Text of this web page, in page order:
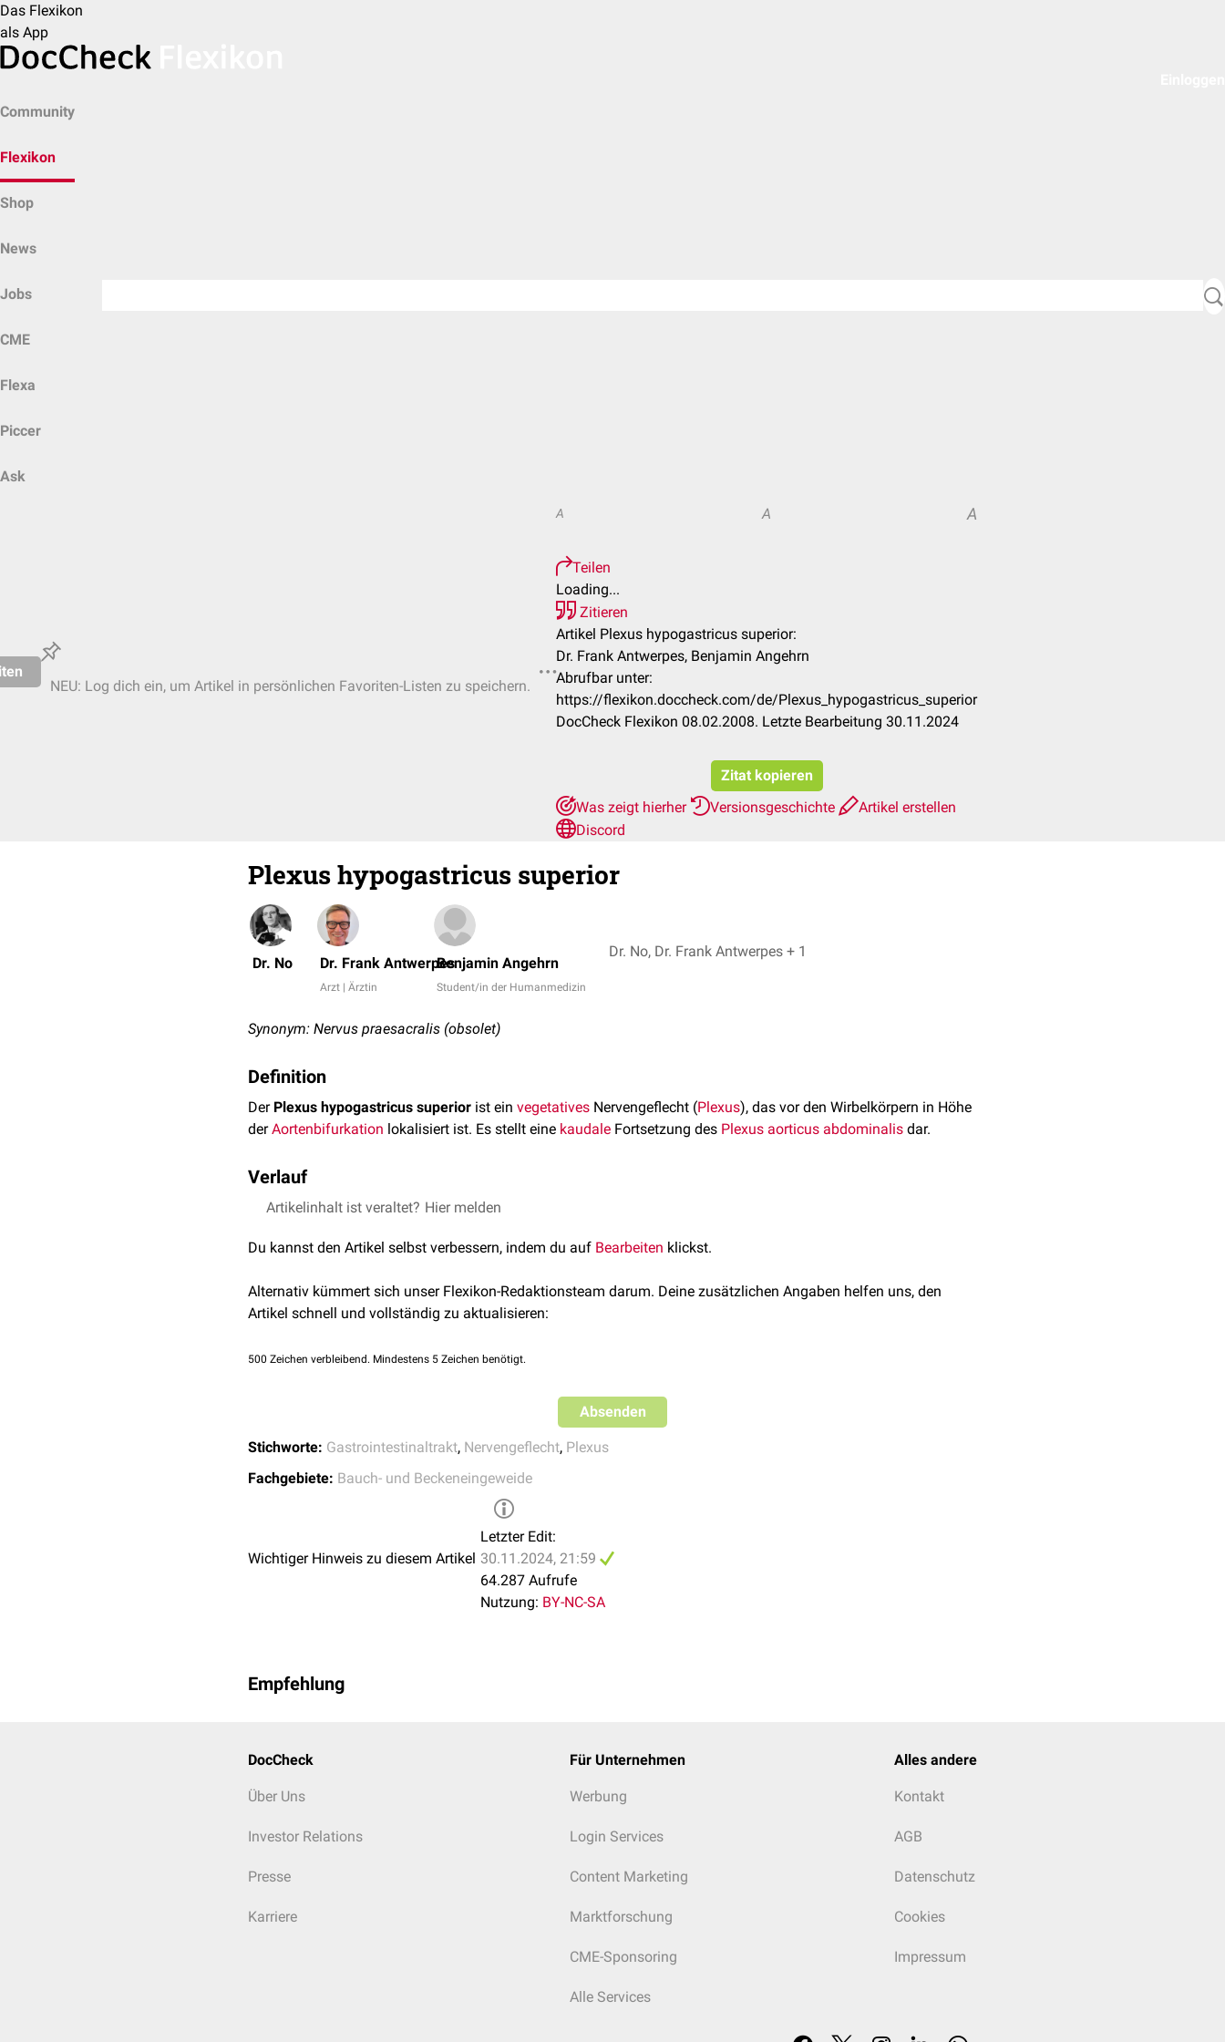
Das Flexikon
als App
Community
Flexikon
Shop
News
Jobs
CME
Flexa
Piccer
Ask
NEU: Log dich ein, um Artikel in persönlichen Favoriten-Listen zu speichern.
A A A
Teilen
Loading...
Zitieren
Artikel Plexus hypogastricus superior:
Dr. Frank Antwerpes, Benjamin Angehrn
Abrufbar unter:
https://flexikon.doccheck.com/de/Plexus_hypogastricus_superior
DocCheck Flexikon 08.02.2008. Letzte Bearbeitung 30.11.2024
Zitat kopieren
Was zeigt hierher
Versionsgeschichte
Artikel erstellen
Discord
Plexus hypogastricus superior
Dr. No Dr. Frank Antwerpes
Arzt | Ärztin
Benjamin Angehrn
Student/in der Humanmedizin
Dr. No, Dr. Frank Antwerpes + 1
Synonym: Nervus praesacralis (obsolet)
Definition
Der Plexus hypogastricus superior ist ein vegetatives Nervengeflecht (Plexus), das vor den Wirbelkörpern in Höhe
derAortenbifurkation lokalisiert ist. Es stellt eine kaudale Fortsetzung des Plexus aorticus abdominalis dar.
Verlauf
Nach der Aufspaltung des Plexus aorticus abdominalis in 2
denPlexus hypogastricus inferiorbilden.
Fasern aus dem Plexus aorticus abdominalis, sowie
präganglionäreFasern der zwei unteren Nervi splanchnici lumbales(3. und 4. Nerv).
Artikelinhalt ist veraltet? Hier melden
Du kannst den Artikel selbst verbessern, indem du auf Bearbeiten klickst.
Alternativ kümmert sich unser Flexikon-Redaktionsteam darum. Deine zusätzlichen Angaben helfen uns, den
Artikel schnell und vollständig zu aktualisieren:
500 Zeichen verbleibend. Mindestens 5 Zeichen benötigt.
Absenden
Stichworte: Gastrointestinaltrakt, Nervengeflecht, Plexus
Fachgebiete: Bauch- und Beckeneingeweide
Wichtiger Hinweis zu diesem Artikel
Letzter Edit:
30.11.2024, 21:59
64.287 Aufrufe
Nutzung: BY-NC-SA
Empfehlung
DocCheck
Über Uns
Investor Relations
Presse
Karriere
Für Unternehmen
Werbung
Login Services
Content Marketing
Marktforschung
CME-Sponsoring
Alle Services
Alles andere
Kontakt
AGB
Datenschutz
Cookies
Impressum